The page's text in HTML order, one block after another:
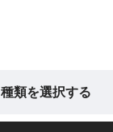
種類を選択する